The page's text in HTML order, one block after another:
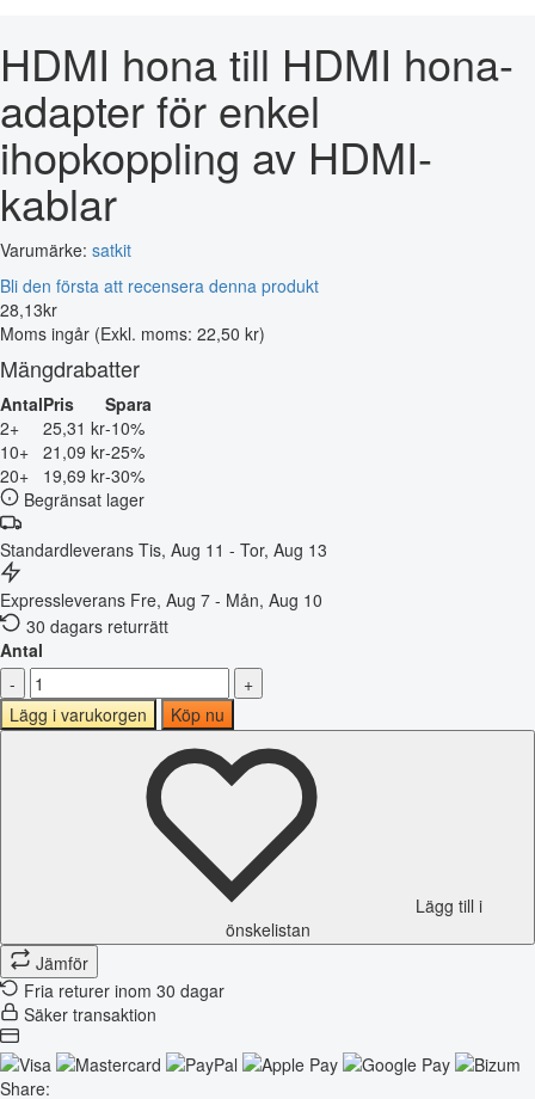
HDMI hona till HDMI hona-
adapter för enkel
ihopkoppling av HDMI-
kablar
Varumärke: satkit
Bli den första att recensera denna produkt
28,13kr
Moms ingår (Exkl. moms: 22,50 kr)
Mängdrabatter
AntalPris
Spara
2+
25,31 kr-10%
10+ 21,09 kr-25%
20+
19,69 kr-30%
Begränsat lager
Standardleverans Tis, Aug 11 - Tor, Aug 13
Expressleverans Fre, Aug 7 - Mån, Aug 10
30 dagars returrätt
Antal
-
+
Lägg i varukorgen
Köp nu
Lägg till i
önskelistan
Jämför
Fria returer inom 30 dagar
Säker transaktion
Share: